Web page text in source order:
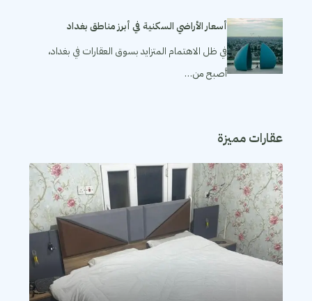
أسعار الأراضي السكنية في أبرز مناطق بغداد
في ظل الاهتمام المتزايد بسوق العقارات في بغداد،
أصبح من…
عقارات مميزة